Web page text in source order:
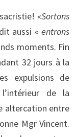
«Sortons
aussi « entrons
moments. Fin
32 jours à la
expulsions de
de la
altercation entre
Mgr Vincent.